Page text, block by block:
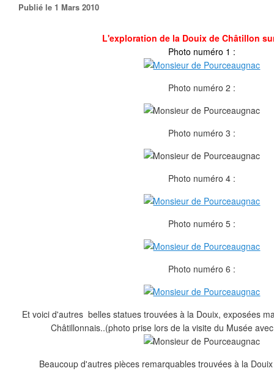
Publié le 1 Mars 2010
L'exploration de la Douix de Châtillon
Photo numéro 1 :
Photo numéro 2 :
Photo numéro 3 :
Photo numéro 4 :
Photo numéro 5 :
Photo numéro 6 :
Et voici d'autres belles statues trouvées à la Douix, exposées
Châtillonnais..(photo prise lors de la visite du Musée
Beaucoup d'autres pièces remarquables trouvées à la